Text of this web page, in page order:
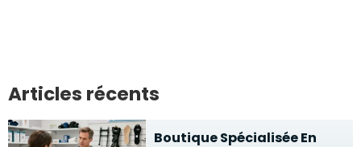
Articles récents
Boutique Spécialisée En